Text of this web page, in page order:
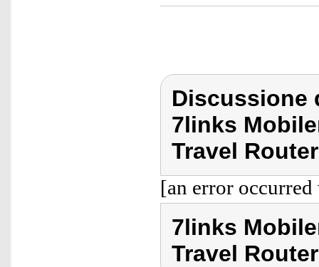
Discussione
7links
Travel
[an error
7links
Travel Router